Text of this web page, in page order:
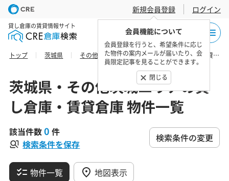
新規会員登録
会員機能について
会員登録を行うと、希望条件に応じ
た物件の案内メールが届いたり、会
員限定記事を見ることができます。
閉じる
ログイン
貸し倉庫の賃貸情報サイト
トップ 茨城県 その他茨城エリア 筑西市の貸し倉庫・賃貸倉庫 物件一覧
茨城県・その他茨城エリアの貸
し倉庫・賃貸倉庫 物件一覧
該当件数0 件
検索条件を保存
検索条件の変更
物件一覧 地図表示